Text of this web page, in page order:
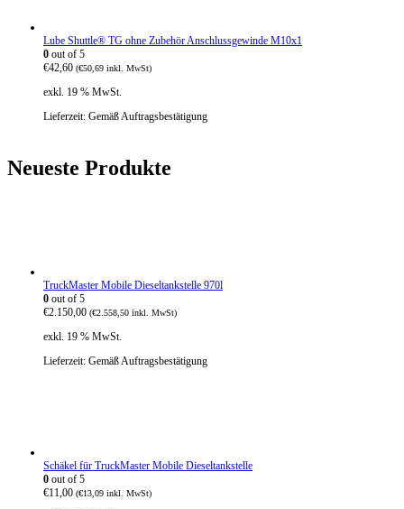
Lube Shuttle® TG ohne Zubehör Anschlussgewinde M10x1
0 out of 5
€42,60 (€50,69 inkl. MwSt)
exkl. 19 % MwSt.
Lieferzeit: Gemäß Auftragsbestätigung
Neueste Produkte
TruckMaster Mobile Dieseltankstelle 970l
0 out of 5
€2.150,00 (€2.558,50 inkl. MwSt)
exkl. 19 % MwSt.
Lieferzeit: Gemäß Auftragsbestätigung
Schäkel für TruckMaster Mobile Dieseltankstelle
0 out of 5
€11,00 (€13,09 inkl. MwSt)